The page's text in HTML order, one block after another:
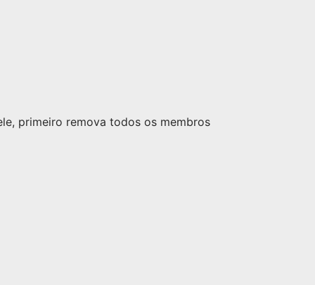
primeiro remova todos os membros